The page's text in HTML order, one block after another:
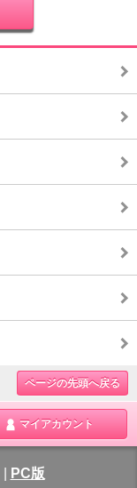
ページの先頭へ戻る
マイアカウント
PC版